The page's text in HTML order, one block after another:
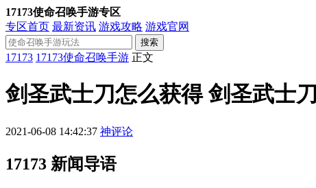
17173使命召唤手游专区
专区首页 最新资讯 游戏攻略 游戏官网
搜索
17173 17173使命召唤手游 正文
剑圣武士刀怎么获得 剑圣武士
2021-06-08 14:42:37 神评论
17173 新闻导语